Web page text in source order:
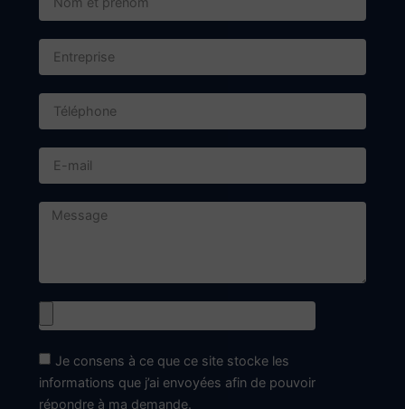
Je consens à ce que ce site stocke les
informations que j’ai envoyées afin de pouvoir
répondre à ma demande.